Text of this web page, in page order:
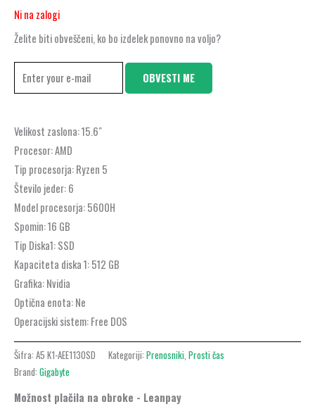
Ni na zalogi
Želite biti obveščeni, ko bo izdelek ponovno na voljo?
OBVESTI ME
Velikost zaslona:15.6″
Procesor:AMD
Tip procesorja:Ryzen 5
Število jeder:6
Model procesorja:5600H
Spomin:16 GB
Tip Diska1:SSD
Kapaciteta diska 1:512 GB
Grafika:Nvidia
Optična enota:Ne
Operacijski sistem:Free DOS
Šifra: A5 K1-AEE1130SD Kategoriji: Prenosniki, Prosti čas
Brand: Gigabyte
Možnost plačila na obroke - Leanpay